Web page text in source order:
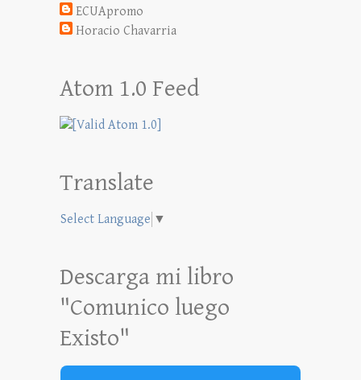
ECUApromo
Horacio Chavarria
Atom 1.0 Feed
Translate
Select Language ▼
Descarga mi libro
"Comunico luego
Existo"